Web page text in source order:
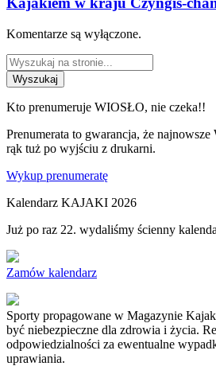
Komentarze są wyłączone.
Wyszukaj
Kto prenumeruje WIOSŁO, nie czeka!!
Prenumerata to gwarancja, że
rąk tuż po wyjściu z drukarni.
Wykup prenumeratę
Kalendarz KAJAKI 2026
Już po raz 22. wydaliśmy ścienny
Zamów kalendarz
Sporty propagowane w Magazynie
być niebezpieczne dla zdrowia i życia.
odpowiedzialności za ewentualne
uprawiania.